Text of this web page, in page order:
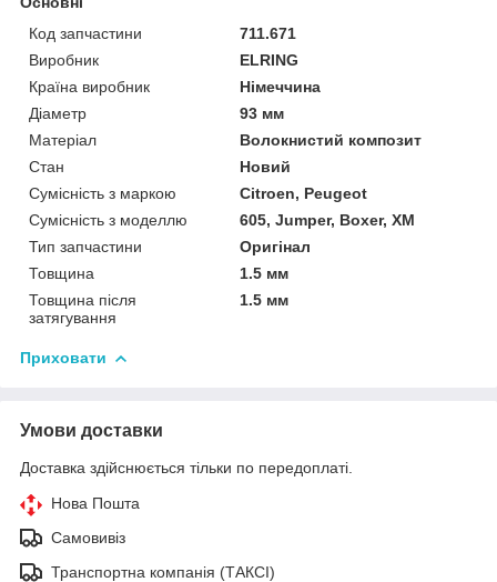
Код запчастини
711.671
Виробник
ELRING
Країна виробник
Німеччина
Діаметр
93 мм
Матеріал
Волокнистий композит
Стан
Новий
Сумісність з маркою
Citroen, Peugeot
Сумісність з моделлю
605, Jumper, Boxer, XM
Тип запчастини
Оригінал
Товщина
1.5 мм
Товщина після
затягування
1.5 мм
Приховати
Умови доставки
Доставка здійснюється тільки по передоплаті.
Нова Пошта
Самовивіз
Транспортна компанія (ТАКСІ)